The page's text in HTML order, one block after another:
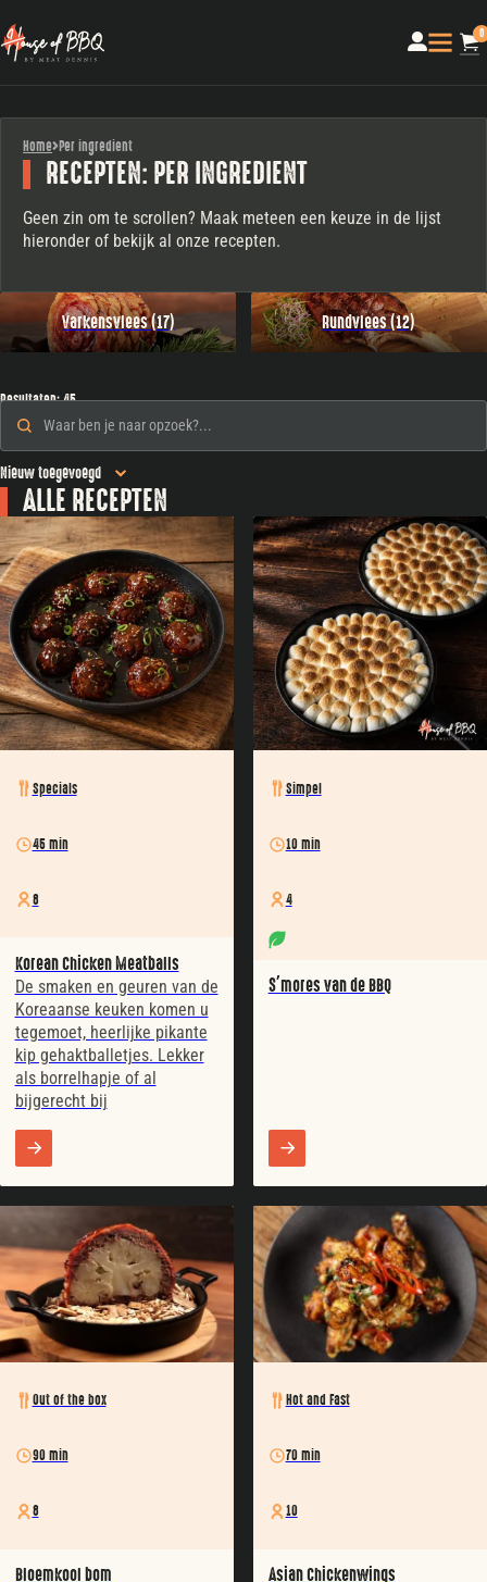
0
Home Per ingredient
RECEPTEN: PER INGREDIENT
Geen zin om te scrollen? Maak meteen een keuze in de lijst
hieronder of bekijk al onze recepten.
Varkensvlees (17) Rundvlees (12)
Resultaten: 45
Sorteren
Sort content
Zoeken
Search content
ALLE RECEPTEN
Specials
45 min
8
Korean Chicken Meatballs
De smaken en geuren van de
Koreaanse keuken komen u
tegemoet, heerlijke pikante
kip gehaktballetjes. Lekker
als borrelhapje of al
bijgerecht bij
Simpel
10 min
4
S’mores van de BBQ
Out of the box
90 min
8
Bloemkool bom
Hot and Fast
70 min
10
Asian Chickenwings